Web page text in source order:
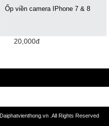
Ốp viền camera IPhone 7 & 8
20,000đ
.All Rights Reserved